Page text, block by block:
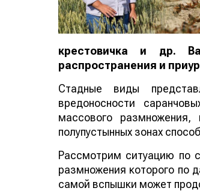
крестовичка и др.
распространения и
Стадные виды
вредоносности
массового
полупустынных зонах
Рассмотрим ситуацию по
размножения которого по
самой вспышки может